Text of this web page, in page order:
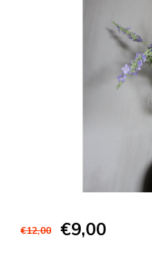
€12,00 €9,00